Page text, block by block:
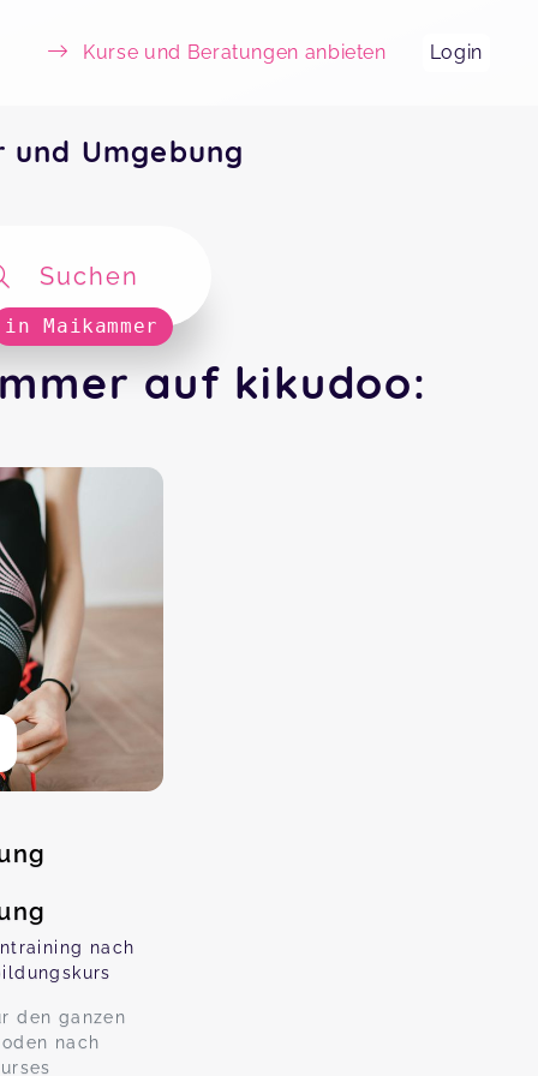
Kurse und Beratungen anbieten Login
Umgebung
Suchen
in Maikammer
auf kikudoo:
nach
den ganzen
nach